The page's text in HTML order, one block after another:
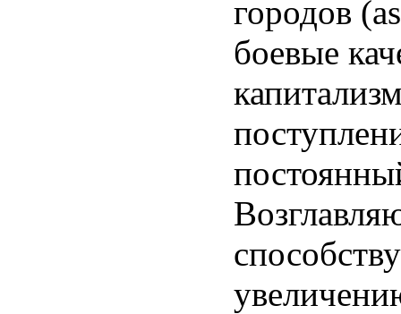
городов
боевые